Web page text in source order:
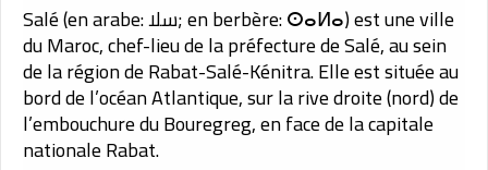
Salé (en arabe: سلا; en berbère: ⵙⴰⵍⴰ) est une ville
du Maroc, chef-lieu de la préfecture de Salé, au sein
de la région de Rabat-Salé-Kénitra. Elle est située au
bord de l’océan Atlantique, sur la rive droite (nord) de
l’embouchure du Bouregreg, en face de la capitale
nationale Rabat.